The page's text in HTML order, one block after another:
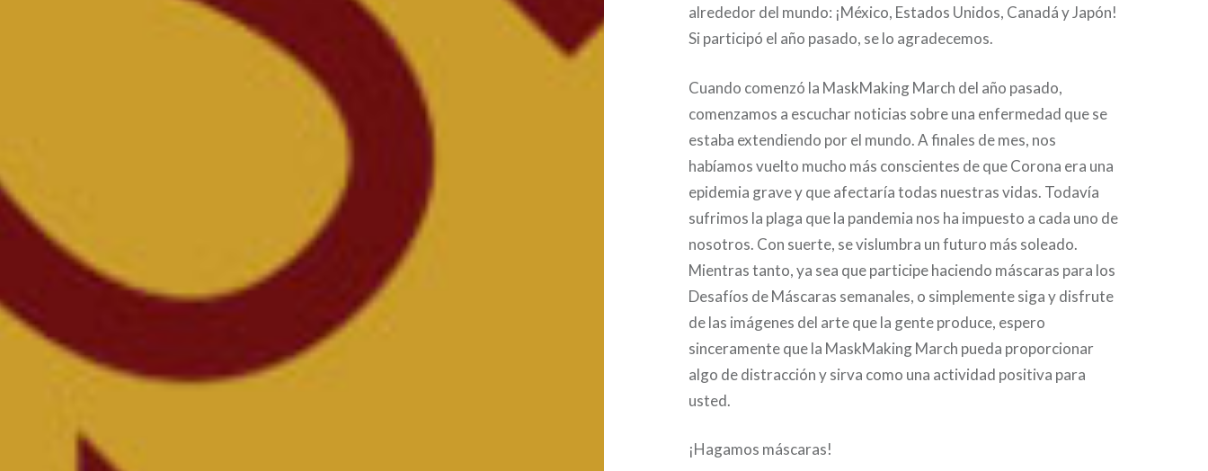
alrededor del mundo: ¡México, Estados Unidos, Canadá y Japón!
Si participó el año pasado, se lo agradecemos.
Cuando comenzó la MaskMaking March del año pasado,
comenzamos a escuchar noticias sobre una enfermedad que se
estaba extendiendo por el mundo. A finales de mes, nos
habíamos vuelto mucho más conscientes de que Corona era una
epidemia grave y que afectaría todas nuestras vidas. Todavía
sufrimos la plaga que la pandemia nos ha impuesto a cada uno de
nosotros. Con suerte, se vislumbra un futuro más soleado.
Mientras tanto, ya sea que participe haciendo máscaras para los
Desafíos de Máscaras semanales, o simplemente siga y disfrute
de las imágenes del arte que la gente produce, espero
sinceramente que la MaskMaking March pueda proporcionar
algo de distracción y sirva como una actividad positiva para
usted.
¡Hagamos máscaras!